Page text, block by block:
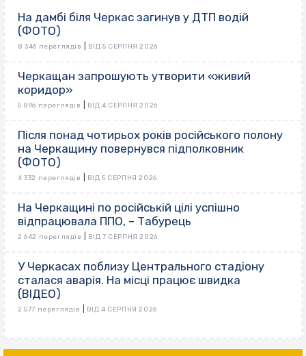
На дамбі біля Черкас загинув у ДТП водій
(ФОТО)
8 346 переглядів ВІД 5 СЕРПНЯ 2026
Черкащан запрошують утворити «живий
коридор»
5 896 переглядів ВІД 4 СЕРПНЯ 2026
Після понад чотирьох років російського полону
на Черкащину повернувся підполковник
(ФОТО)
4 332 переглядів ВІД 5 СЕРПНЯ 2026
На Черкащині по російській цілі успішно
відпрацювала ППО, – Табурець
2 642 переглядів ВІД 7 СЕРПНЯ 2026
У Черкасах поблизу Центрального стадіону
сталася аварія. На місці працює швидка
(ВІДЕО)
2 577 переглядів ВІД 4 СЕРПНЯ 2026